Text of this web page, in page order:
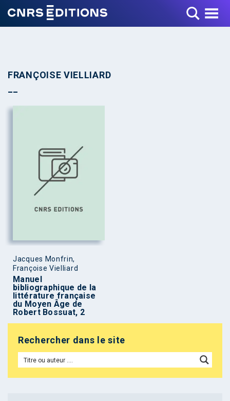
Toggle Menu
FRANÇOISE VIELLIARD
Jacques Monfrin,
Françoise Vielliard
Manuel
bibliographique de la
littérature française
du Moyen Âge de
Robert Bossuat, 2
Rechercher dans le site